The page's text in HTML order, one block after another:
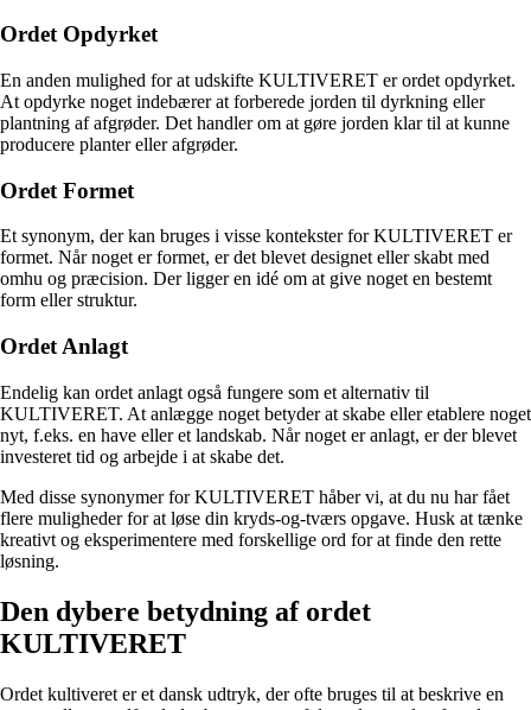
Ordet Opdyrket
En anden mulighed for at udskifte KULTIVERET er ordet opdyrket.
At opdyrke noget indebærer at forberede jorden til dyrkning eller
plantning af afgrøder. Det handler om at gøre jorden klar til at kunne
producere planter eller afgrøder.
Ordet Formet
Et synonym, der kan bruges i visse kontekster for KULTIVERET er
formet. Når noget er formet, er det blevet designet eller skabt med
omhu og præcision. Der ligger en idé om at give noget en bestemt
form eller struktur.
Ordet Anlagt
Endelig kan ordet anlagt også fungere som et alternativ til
KULTIVERET. At anlægge noget betyder at skabe eller etablere noget
nyt, f.eks. en have eller et landskab. Når noget er anlagt, er der blevet
investeret tid og arbejde i at skabe det.
Med disse synonymer for KULTIVERET håber vi, at du nu har fået
flere muligheder for at løse din kryds-og-tværs opgave. Husk at tænke
kreativt og eksperimentere med forskellige ord for at finde den rette
løsning.
Den dybere betydning af ordet
KULTIVERET
Ordet kultiveret er et dansk udtryk, der ofte bruges til at beskrive en